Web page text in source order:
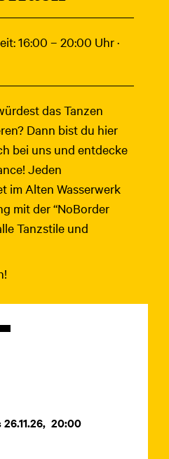
16:00 – 20:00 Uhr ·
das Tanzen
Dann bist du hier
bei uns und entdecke
Jeden
im Alten Wasserwerk
mit der “NoBorder
Tanzstile und
26.11.26, 20:00